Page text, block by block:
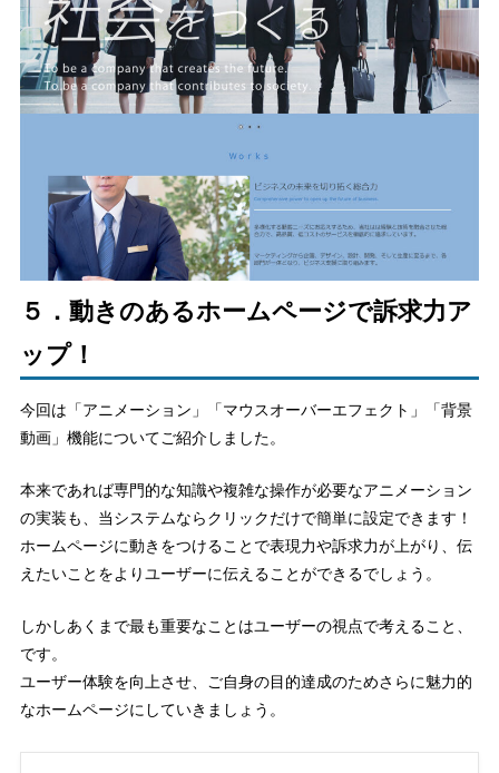
５．動きのあるホームページで訴求力ア
ップ！
今回は「アニメーション」「マウスオーバーエフェクト」「背景
動画」機能についてご紹介しました。
本来であれば専門的な知識や複雑な操作が必要なアニメーション
の実装も、当システムならクリックだけで簡単に設定できます！
ホームページに動きをつけることで表現力や訴求力が上がり、伝
えたいことをよりユーザーに伝えることができるでしょう。
しかしあくまで最も重要なことはユーザーの視点で考えること、
です。
ユーザー体験を向上させ、ご自身の目的達成のためさらに魅力的
なホームページにしていきましょう。